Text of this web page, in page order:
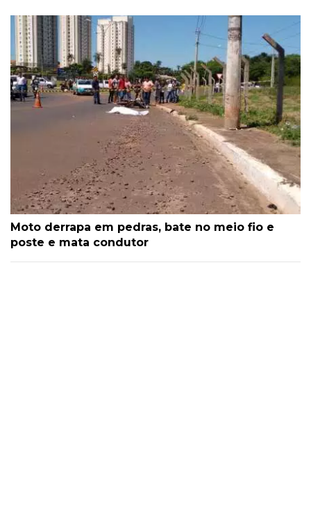
Moto derrapa em pedras, bate no meio fio e
poste e mata condutor